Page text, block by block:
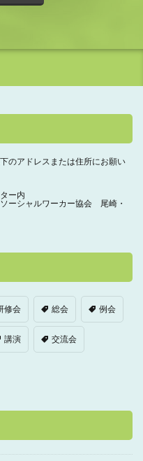
のアドレスまたは住所にお願い
ー内
ーシャルワーカー協会 尾崎・
修会 総会 例会
講演 交流会